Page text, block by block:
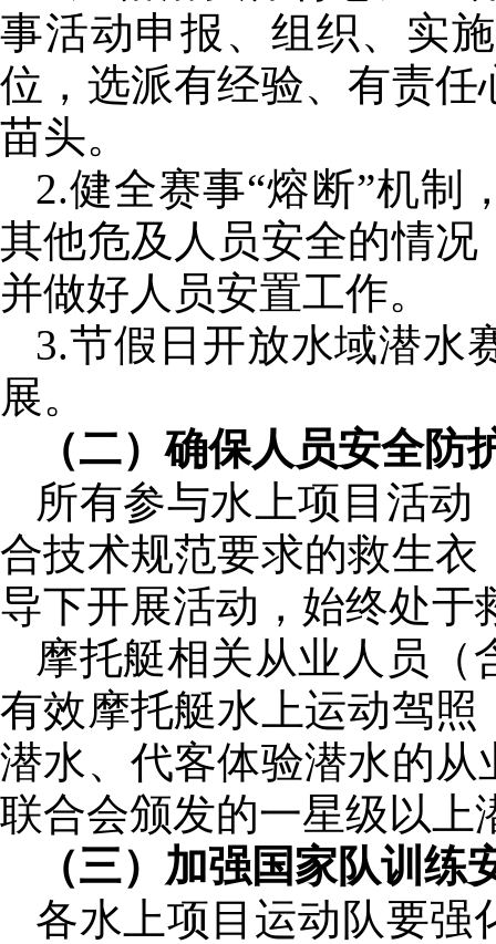
事活动申报、组织、实
位，选派有经验、有责
苗头。
2.健全赛事“熔断”机制
其他危及人员安全的情
并做好人员安置工作。
3.节假日开放水域潜水
展。
（二）确保人员安全防
所有参与水上项目活动
合技术规范要求的救生
导下开展活动，始终处于
摩托艇相关从业人员（
有效摩托艇水上运动驾
潜水、代客体验潜水的
联合会颁发的一星级以上
（三）加强国家队训练
各水上项目运动队要强